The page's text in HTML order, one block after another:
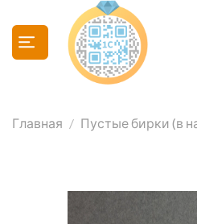
Главная Пустые бирки (в